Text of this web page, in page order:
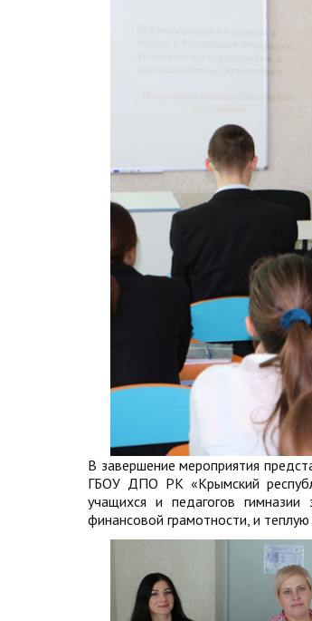
В завершение мероприятия
ГБОУ ДПО РК «Крымский
учащихся и педагогов
финансовой грамотности, и